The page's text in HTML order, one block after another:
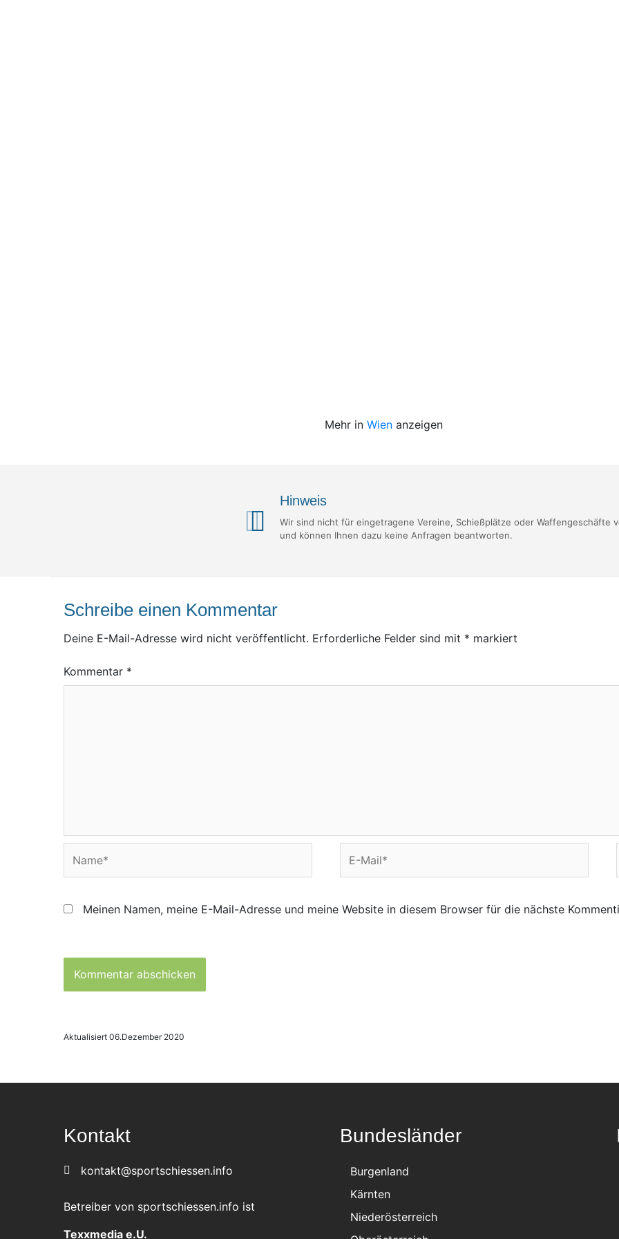
Mehr in Wien anzeigen
Hinweis
Wir sind nicht für eingetragene Vereine, Schießplätze oder Waffengeschäfte
und können Ihnen dazu keine Anfragen beantworten.
Schreibe einen Kommentar
Deine E-Mail-Adresse wird nicht veröffentlicht. Erforderliche Felder sind mit * markiert
Kommentar *
Mail*
Meinen Namen, meine E-Mail-Adresse und meine Website in diesem Browser für die nächste
Aktualisiert 06.Dezember 2020
Kontakt
kontakt@sportschiessen.info
Betreiber von sportschiessen.info ist
Texxmedia e.U.
Bundesländer
Burgenland
Kärnten
Niederösterreich